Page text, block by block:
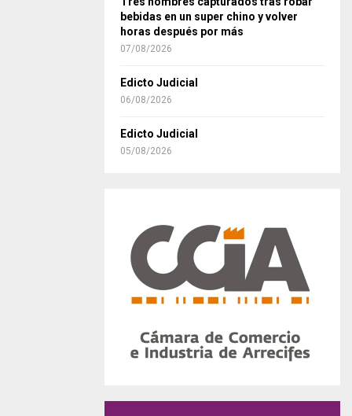
bebidas en un super chino y volver
horas después por más
07/08/2026
Edicto Judicial
06/08/2026
Edicto Judicial
05/08/2026